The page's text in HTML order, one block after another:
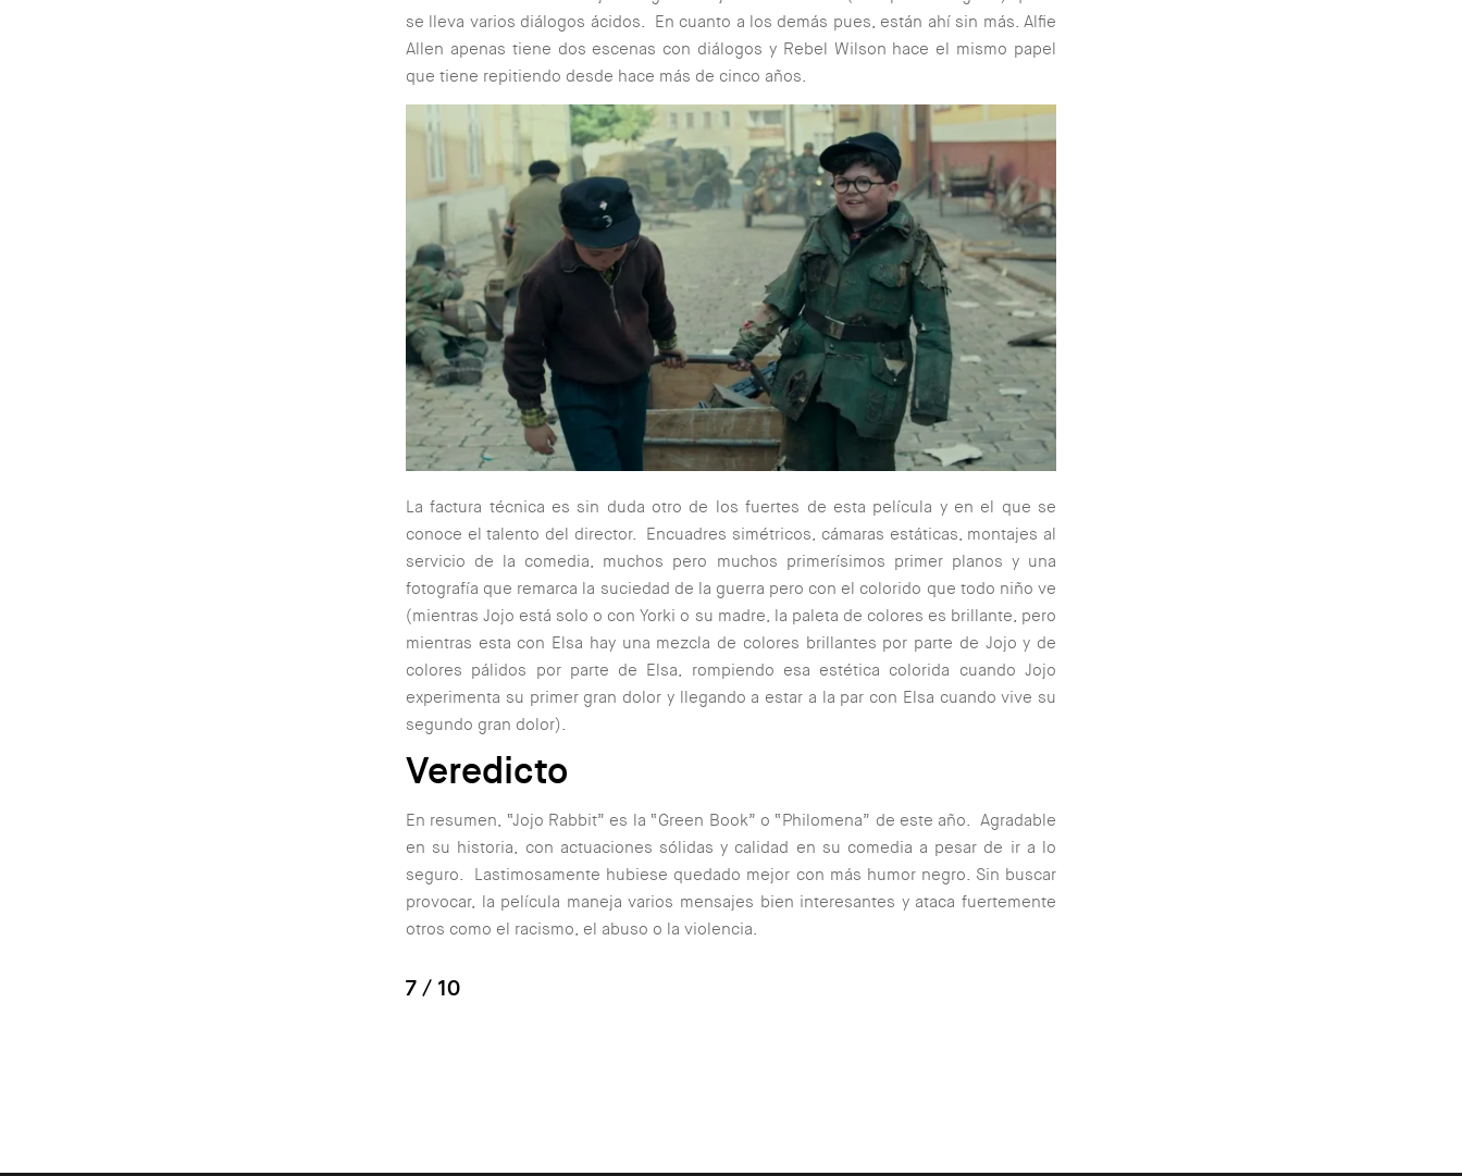
se lleva varios diálogos ácidos. En cuanto a los demás pues, están ahí sin más. Alfie
Allen apenas tiene dos escenas con diálogos y Rebel Wilson hace el mismo papel
que tiene repitiendo desde hace más de cinco años.
La factura técnica es sin duda otro de los fuertes de esta película y en el que se
conoce el talento del director. Encuadres simétricos, cámaras estáticas, montajes al
servicio de la comedia, muchos pero muchos primerísimos primer planos y una
fotografía que remarca la suciedad de la guerra pero con el colorido que todo niño ve
(mientras Jojo está solo o con Yorki o su madre, la paleta de colores es brillante, pero
mientras esta con Elsa hay una mezcla de colores brillantes por parte de Jojo y de
colores pálidos por parte de Elsa, rompiendo esa estética colorida cuando Jojo
experimenta su primer gran dolor y llegando a estar a la par con Elsa cuando vive su
segundo gran dolor).
Veredicto
En resumen, “Jojo Rabbit” es la “Green Book” o “Philomena” de este año. Agradable
en su historia, con actuaciones sólidas y calidad en su comedia a pesar de ir a lo
seguro. Lastimosamente hubiese quedado mejor con más humor negro. Sin buscar
provocar, la película maneja varios mensajes bien interesantes y ataca fuertemente
otros como el racismo, el abuso o la violencia.
7/ 10